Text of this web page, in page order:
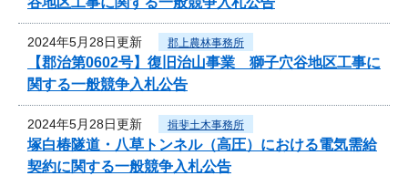
2024年5月28日更新 郡上農林事務所
【郡治第0602号】復旧治山事業 獅子穴谷地区工事に
関する一般競争入札公告
2024年5月28日更新 揖斐土木事務所
塚白椿隧道・八草トンネル（高圧）における電気需給
契約に関する一般競争入札公告